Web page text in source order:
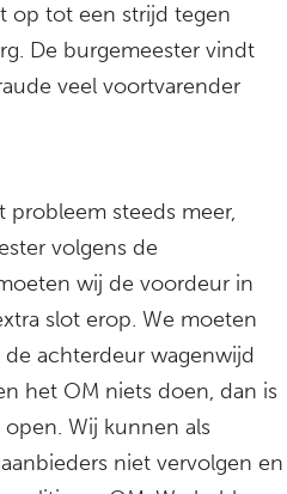
op tot een strijd tegen
De burgemeester vindt
veel voortvarender
steeds meer,
volgens de
wij de voordeur in
slot erop. We moeten
de achterdeur wagenwijd
het OM niets doen, dan is
Wij kunnen als
niet vervolgen en